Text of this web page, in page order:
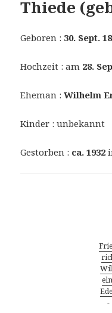
Thiede
Geboren : 30. Sept.
Hochzeit : am 28.
Eheman :Wilhelm
Kinder : unbekannt
Gestorben : ca. 1932
-